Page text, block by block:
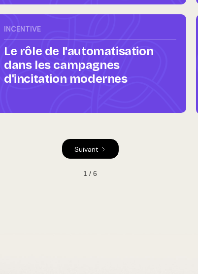
INCENTIVE
Le rôle de l'automatisation
dans les campagnes
d'incitation modernes
Suivant
1 / 6